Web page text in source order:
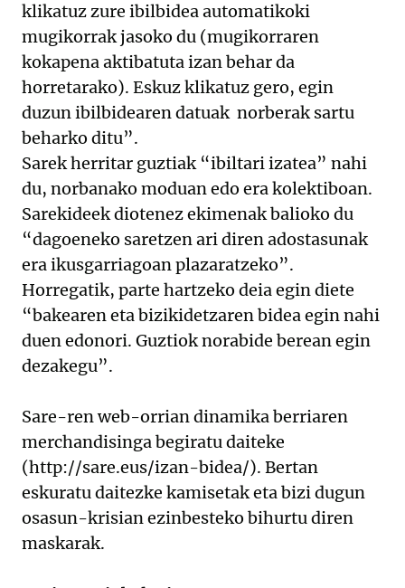
klikatuz zure ibilbidea automatikoki
mugikorrak jasoko du (mugikorraren
kokapena aktibatuta izan behar da
horretarako). Eskuz klikatuz gero, egin
duzun ibilbidearen datuak norberak sartu
beharko ditu”.
Sarek herritar guztiak “ibiltari izatea” nahi
du, norbanako moduan edo era kolektiboan.
Sarekideek diotenez ekimenak balioko du
“dagoeneko saretzen ari diren adostasunak
era ikusgarriagoan plazaratzeko”.
Horregatik, parte hartzeko deia egin diete
“bakearen eta bizikidetzaren bidea egin nahi
duen edonori. Guztiok norabide berean egin
dezakegu”.
Sare-ren web-orrian dinamika berriaren
merchandisinga begiratu daiteke
(http://sare.eus/izan-bidea/). Bertan
eskuratu daitezke kamisetak eta bizi dugun
osasun-krisian ezinbesteko bihurtu diren
maskarak.